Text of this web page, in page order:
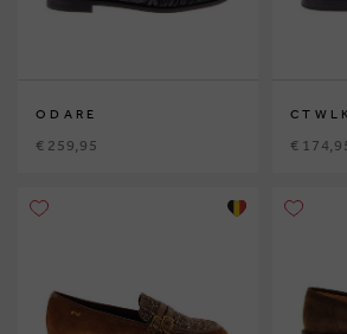
ODARE
€ 259,95
CTWLK
€